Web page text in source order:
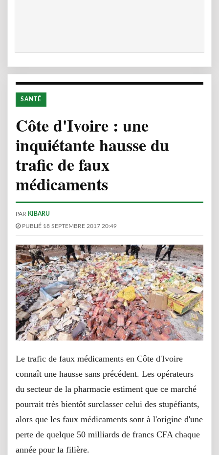
SANTÉ
Côte d'Ivoire : une
inquiétante hausse du
trafic de faux
médicaments
PAR KIBARU
PUBLIÉ 18 SEPTEMBRE 2017 20:49
Le trafic de faux médicaments en Côte d'Ivoire
connaît une hausse sans précédent. Les opérateurs
du secteur de la pharmacie estiment que ce marché
pourrait très bientôt surclasser celui des stupéfiants,
alors que les faux médicaments sont à l'origine d'une
perte de quelque 50 milliards de francs CFA chaque
année pour la filière.